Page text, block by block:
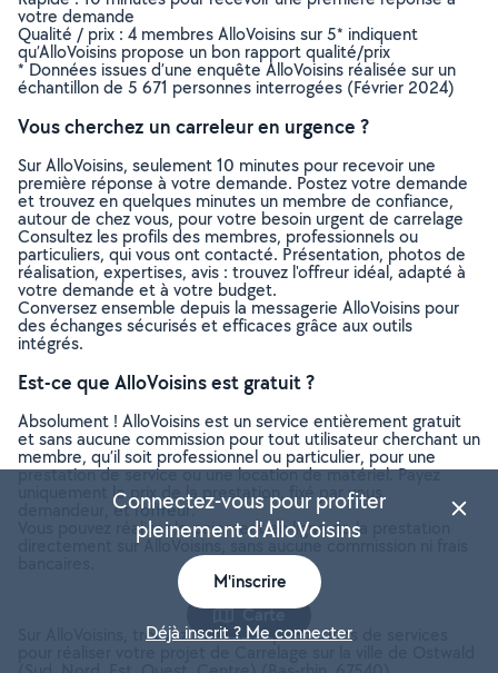
votre demande
Qualité / prix : 4 membres AlloVoisins sur 5* indiquent
qu’AlloVoisins propose un bon rapport qualité/prix
* Données issues d’une enquête AlloVoisins réalisée sur un
échantillon de 5 671 personnes interrogées (Février 2024)
Vous cherchez un carreleur en urgence ?
Sur AlloVoisins, seulement 10 minutes pour recevoir une
première réponse à votre demande. Postez votre demande
et trouvez en quelques minutes un membre de confiance,
autour de chez vous, pour votre besoin urgent de carrelage
Consultez les profils des membres, professionnels ou
particuliers, qui vous ont contacté. Présentation, photos de
réalisation, expertises, avis : trouvez l'offreur idéal, adapté à
votre demande et à votre budget.
Conversez ensemble depuis la messagerie AlloVoisins pour
des échanges sécurisés et efficaces grâce aux outils
intégrés.
Est-ce que AlloVoisins est gratuit ?
Absolument ! AlloVoisins est un service entièrement gratuit
et sans aucune commission pour tout utilisateur cherchant un
membre, qu’il soit professionnel ou particulier, pour une
prestation de service ou une location de matériel. Payez
uniquement le prix de la prestation, fixé par vous,
demandeur, et l’offreur.
Vous pouvez réaliser le paiement en ligne de la prestation
directement sur AlloVoisins, sans aucune commission ni frais
Sur AlloVoisins, trouvez toutes les prestations de services
Carte
Connectez-vous pour profiter
pleinement d'AlloVoisins
M'inscrire
Déjà inscrit ? Me connecter